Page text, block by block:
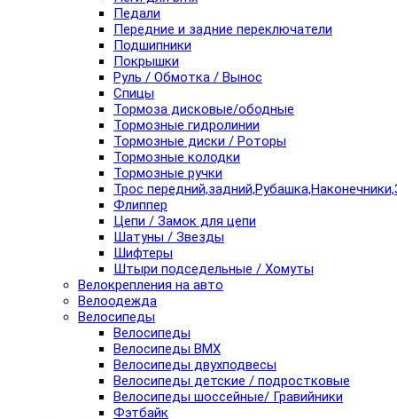
Педали
Передние и задние переключатели
Подшипники
Покрышки
Руль / Обмотка / Вынос
Спицы
Тормоза дисковые/ободные
Тормозные гидролинии
Тормозные диски / Роторы
Тормозные колодки
Тормозные ручки
Трос
Флиппер
Цепи / Замок для цепи
Шатуны / Звезды
Шифтеры
Штыри подседельные / Хомуты
Велокрепления на авто
Велоодежда
Велосипеды
Велосипеды
Велосипеды BMX
Велосипеды двухподвесы
Велосипеды детские / подростковые
Велосипеды шоссейные/ Гравийники
Фэтбайк